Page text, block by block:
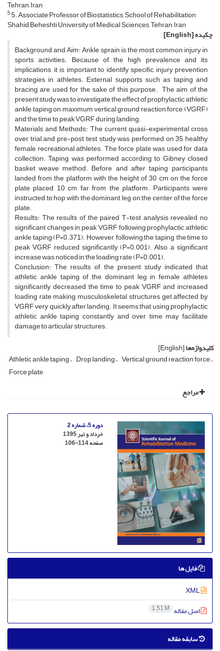
Tehran, Iran
55. Associate Professor of Biostatistics, School of Rehabilitation,
Shahid Beheshti University of Medical Sciences, Tehran, Iran
چکیده[English]
Background and Aim: Ankle sprain is the most common injury in
sports activities. Because of the high prevalence and its
implications, it is important to identify specific injury prevention
strategies in athletes. External supports such as taping and
bracing are used for the sake of this purpose. The aim of the
present study was to investigate the effect of prophylactic athletic
ankle taping on maximum vertical ground reaction force (VGRF)
and the time to peak VGRF during landing.
Materials and Methods: The current quasi-experimental cross
over trial and pre-post test study was performed on 35 healthy
female recreational athletes. The force plate was used for data
collection. Taping was performed according to Gibney closed
basket weave method. Before and after taping, participants
landed from the platform with the height of 30 cm on the force
plate placed 10 cm far from the platform. Participants were
instructed to hop with the dominant leg on the center of the force
plate.
Results: The results of the paired T-test analysis revealed no
significant changes in peak VGRF following prophylactic athletic
ankle taping (P=0.371). However, following the taping, the time to
peak VGRF reduced significantly (P=0.001). Also, a significant
increase was noticed in the loading rate (P=0.001).
Conclusion: The results of the present study indicated that
athletic ankle taping of the dominant leg in female athletes
significantly decreased the time to peak VGRF and increased
loading rate making musculoskeletal structures get affected by
VGRF very quickly after landing. It seems that using prophylactic
athletic ankle taping constantly and over time may facilitate
damage to articular structures.
کلیدواژه‌ها[English]
Athletic ankle taping Drop landing Vertical ground reaction force
Force plate
مراجع
دوره 5، شماره 2
خرداد و تیر 1395
صفحه106-114
فایل ها
اصل مقاله 1.51 M
سابقه مقاله